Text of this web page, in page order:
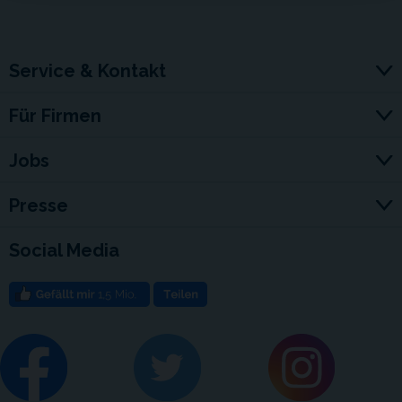
Service & Kontakt
Für Firmen
Jobs
Presse
Social Media